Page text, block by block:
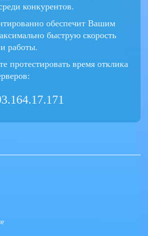
конкурентов.
обеспечит Вашим
быструю скорость
и работы.
протестировать время отклика